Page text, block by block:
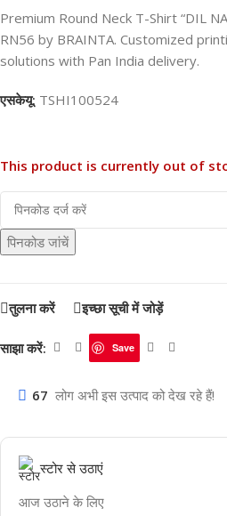
Premium Round Neck T-Shirt “DIL
RN56 by BRAINTA. Customized
solutions with Pan India delivery.
एसकेयू: TSHI100524
This product is currently out of
पिनकोड जांचें
तुलना करें इच्छा सूची में जोड़ें
साझा करें: Save
67 लोग अभी इस उत्पाद को देख रहे हैं!
स्टोर से उठाएं
आज उठाने के लिए